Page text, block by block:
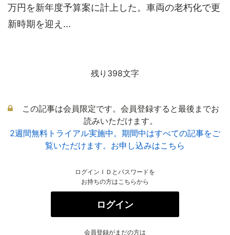
万円を新年度予算案に計上した。車両の老朽化で更
新時期を迎え...
残り398文字
この記事は会員限定です。会員登録すると最後までお
読みいただけます。
2週間無料トライアル実施中。期間中はすべての記事をご
覧いただけます。お申し込みはこちら
ログインＩＤとパスワードを
お持ちの方はこちらから
ログイン
会員登録がまだの方は